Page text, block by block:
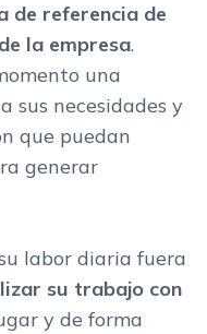
de referencia de
la empresa.
una
sus necesidades y
que puedan
generar
labor diaria fuera
su trabajo con
y de forma